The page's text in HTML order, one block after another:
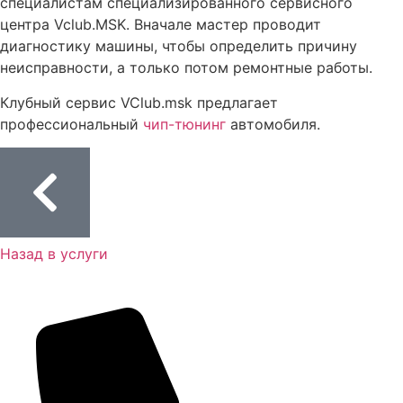
Ремонт предпускового подогревателя Вольво
Диагностика полного привода автомобиля Вольво
Диагностика и ремонт электрики автомобиля Volvo
Диагностика авто Вольво перед покупкой
Замена радиатора кондиционера автомобиля Volvo
Промывка радиатора с разбором автомобиля Volvo
Замена рулевых реек автомобиля Volvo
Ремонт АКПП автомобиля Volvo
Замена масляного насоса автомобиля Volvo
Замена масла коробки робот автомобиля Volvo
центра Vclub.MSK. Вначале мастер проводит
диагностику машины, чтобы определить причину
неисправности, а только потом ремонтные работы.
Клубный сервис VClub.msk предлагает
профессиональный чип-тюнинг автомобиля.
Назад в услуги